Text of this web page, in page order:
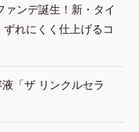
ァンデ誕生！新・タイ
れにくく仕上げるコ
「ザ リンクルセラ